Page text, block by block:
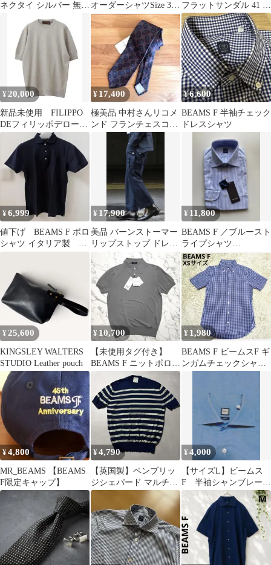
ネクタイ シルバー 無地
ソリッド ツイル生地
【日本製】
オーダーシャツSize 39-
84
フラットサンダル 41 茶
伊製
¥ 20,000
新品未使用 FILIPPO
DEフィリッポデローレ
ンティスコットン48
¥ 17,400
極美品 中村さんリコメ
ンド フランチェスコマ
リーノ シルク小紋柄プ
リントネクタイ
¥6,600
BEAMS F 半袖チェック
ドレスシャツ
¥6,999
値下げ BEAMS F ポロ
シャツ イタリア製 ネ
イビー 48
¥ 17,900
美品 バーンストーマー
リップストップ ドレス
カーゴ ネイビー S 紺
夏
¥ 11,800
BEAMS F ／ブルースト
ライプシャツ
COOLMAX
¥25,600
KINGSLEY WALTERS
STUDIO Leather pouch
¥ 10,700
【未使用タグ付き】
BEAMS F ニットポロシ
ャツ グレー 44サイズ
¥ 1,980
BEAMS F ビームスF ギ
ンガムチェックシャツ
¥4,800
MR_BEAMS 【BEAMS
F限定キャップ】
¥4,790
⁠【英国製】ペンブリッ
ジシェパード マルチボ
ーダー サマーニット ビ
¥4,000
【サイズL】ビームス
F 半袖シャンブレーシ